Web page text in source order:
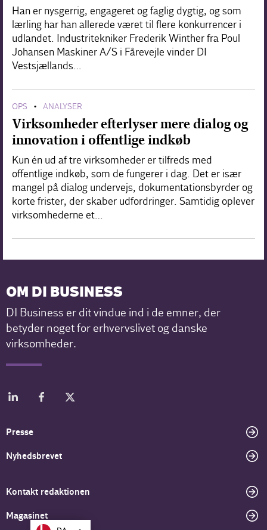
Han er nysgerrig, engageret og faglig dygtig, og som
lærling har han allerede været til flere konkurrencer i
udlandet. Industritekniker Frederik Winther fra Poul
Johansen Maskiner A/S i Fårevejle vinder DI
Vestsjællands…
OPS • ANALYSER
Virksomheder efterlyser mere dialog og
innovation i offentlige indkøb
Kun én ud af tre virksomheder er tilfreds med
offentlige indkøb, som de fungerer i dag. Det er især
mangel på dialog undervejs, dokumentationsbyrder og
korte frister, der skaber udfordringer. Samtidig oplever
virksomhederne et…
OM DI BUSINESS
DI Business er dit vindue ind i de emner, der
betyder noget for erhvervslivet og danske
virksomheder.
Presse
Nyhedsbrevet
Kontakt redaktionen
Magasinet